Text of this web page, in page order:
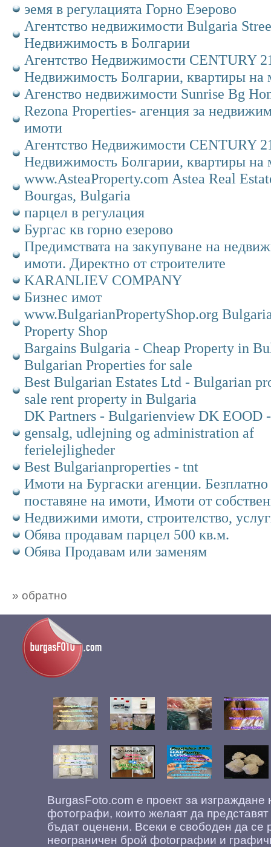
эемя в регулацията Горно Еэерово
Агентство недвижимости Bulgaria
Недвижимость в Болгарии
Агентство Недвижимости CENTURY
Недвижимость Болгарии, квартиры на
Агенство недвижимости Sunrise Bg
Rezona Properties- агенция за
имоти
Агентство Недвижимости CENTURY
Недвижимость Болгарии, квартиры на
www.AsteaProperty.com Astea Real
Bourgas, Bulgaria
парцел в регулация
Бургас кв горно езерово
Предимствата на закупуване на
имоти. Директно от строителите
KARANLIEV COMPANY
Бизнес имот
www.BulgarianPropertyShop.org
Property Shop
Bargains Bulgaria - Cheap Property in
Bulgarian Properties for sale
Best Bulgarian Estates Ltd - Bulgarian
sale rent property in Bulgaria
DK Partners - Bulgarienview DK EOOD
gensalg, udlejning og administration af
ferielejligheder
Best Bulgarianproperties - tnt
Имоти на Бургаски агенции. Безплатно
поставяне на имоти, Имоти от
Недвижими имоти, строителство,
Обява продавам парцел 500 кв.м.
Обява Продавам или заменям
» обратно
BurgasFoto.com е проект за
фотографи, които желаят да
бъдат оценени. Всеки е свободен да се
неограничен брой фоtографии и